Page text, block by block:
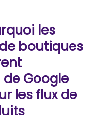
les
boutiques
de Google
les flux de